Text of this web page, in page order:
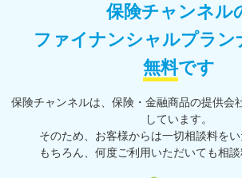
保険チャンネル
ファイナンシャルプラン
無料です
保険チャンネルは、保険・⾦融商品の提供会
しています。
そのため、お客様からは一切相談料をい
もちろん、何度ご利⽤いただいても相談